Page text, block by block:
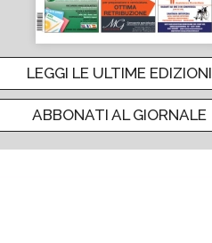
LEGGI LE ULTIME EDIZIONI
ABBONATI AL GIORNALE